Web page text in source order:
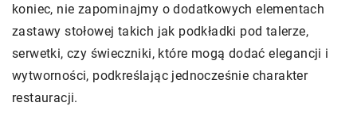
koniec, nie zapominajmy o dodatkowych elementach
zastawy stołowej takich jak podkładki pod talerze,
serwetki, czy świeczniki, które mogą dodać elegancji i
wytworności, podkreślając jednocześnie charakter
restauracji.